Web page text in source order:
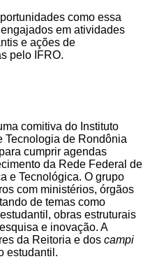
como essa
em atividades
e ações de
pelo IFRO.
comitiva do Instituto
Tecnologia de Rondônia
cumprir agendas
da Rede Federal de
e Tecnológica. O grupo
com ministérios, órgãos
de temas como
obras estruturais
e inovação. A
da Reitoria e dos campi
estudantil.